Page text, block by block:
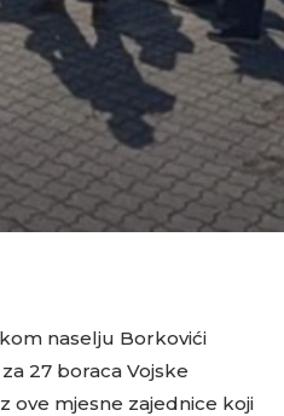
naselju Borkovići
27 boraca Vojske
ove mjesne zajednice koji